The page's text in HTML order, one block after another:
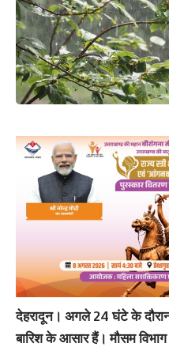
देहरादून। अगले 24 घंटे के दौरान
बारिश के आसार हैं। मौसम